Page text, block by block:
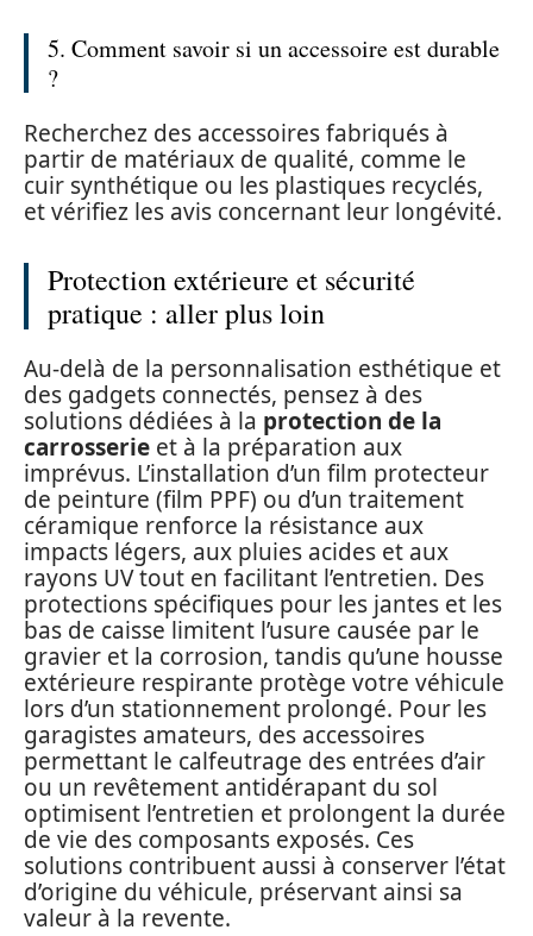
5. Comment savoir si un accessoire est durable
?
Recherchez des accessoires fabriqués à
partir de matériaux de qualité, comme le
cuir synthétique ou les plastiques recyclés,
et vérifiez les avis concernant leur longévité.
Protection extérieure et sécurité
pratique : aller plus loin
Au-delà de la personnalisation esthétique et
des gadgets connectés, pensez à des
solutions dédiées à la protection de la
carrosserie et à la préparation aux
imprévus. L’installation d’un film protecteur
de peinture (film PPF) ou d’un traitement
céramique renforce la résistance aux
impacts légers, aux pluies acides et aux
rayons UV tout en facilitant l’entretien. Des
protections spécifiques pour les jantes et les
bas de caisse limitent l’usure causée par le
gravier et la corrosion, tandis qu’une housse
extérieure respirante protège votre véhicule
lors d’un stationnement prolongé. Pour les
garagistes amateurs, des accessoires
permettant le calfeutrage des entrées d’air
ou un revêtement antidérapant du sol
optimisent l’entretien et prolongent la durée
de vie des composants exposés. Ces
solutions contribuent aussi à conserver l’état
d’origine du véhicule, préservant ainsi sa
valeur à la revente.